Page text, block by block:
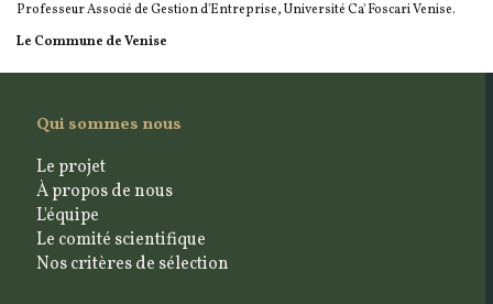
Professeur Associé de Gestion d'Entreprise, Université Ca' Foscari Venise.
Le Commune de Venise
Qui sommes nous
Le projet
À propos de nous
L'équipe
Le comité scientifique
Nos critères de sélection